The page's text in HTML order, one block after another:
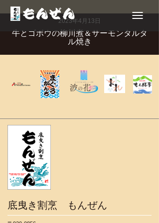
Toggle
navigation
2023年4月13日
牛とゴボウの柳川煮＆サーモンタルタ
ル焼き
底曳き割烹 もんぜん